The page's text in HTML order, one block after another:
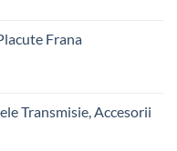
Frana
Transmisie, Accesorii